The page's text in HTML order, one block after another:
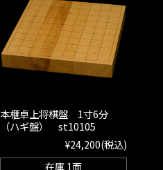
本榧卓上将棋盤 1寸6分
（ハギ盤） st10105
¥24,200(税込)
在庫 1面